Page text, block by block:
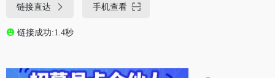
链接直达 手机查看
链接成功:1.4秒